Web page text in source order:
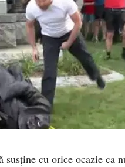
susține cu orice ocazie ca